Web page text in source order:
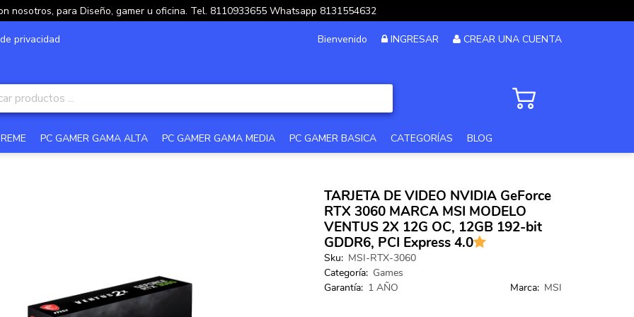
nosotros, para Diseño, gamer u oficina. Tel. 8110933655 Whatsapp 8131554632
privacidad Bienvenido INGRESAR CREAR UNA CUENTA
PC GAMER GAMA ALTA PC GAMER GAMA MEDIA PC GAMER BASICA CATEGORÍAS
PC GAMER 12MSI
PC DISEÑO Y EDICION
PC GAMER GAMA MEDIA
PC GAMA XTREME
BLOG
TARJETA DE VIDEO NVIDIA GeForce
RTX 3060 MARCA MSI MODELO
VENTUS 2X 12G OC, 12GB 192-bit
GDDR6, PCI Express 4.0
Sku: MSI-RTX-3060
Categoría: Games
Garantía: 1 AÑO Marca: MSI